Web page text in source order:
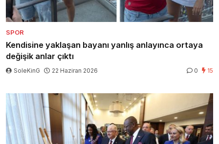
SPOR
Kendisine yaklaşan bayanı yanlış anlayınca ortaya
değişik anlar çıktı
SoleKinG 22 Haziran 2026 0 15